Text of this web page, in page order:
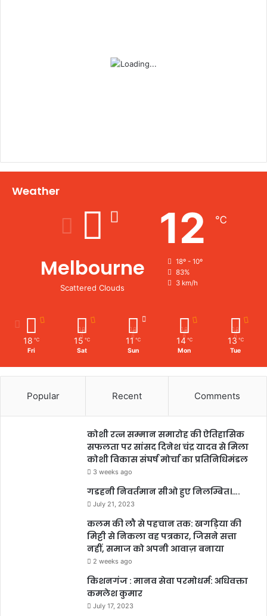
Weather
Melbourne
Scattered Clouds
12 ℃
18º - 10º
83%
3 km/h
18 ℃
Fri
15 ℃
Sat
11 ℃
Sun
14 ℃
Mon
13 ℃
Tue
Popular Recent Comments
कोशी रत्न सम्मान समारोह की ऐतिहासिक
सफलता पर सांसद दिनेश चंद्र यादव से मिला
कोशी विकास संघर्ष मोर्चा का प्रतिनिधिमंडल
3 weeks ago
गडहनी निवर्तमान सीओ हुए निलम्बित।….
July 21, 2023
कलम की लौ से पहचान तक: खगड़िया की
मिट्टी से निकला वह पत्रकार, जिसने सत्ता
नहीं, समाज को अपनी आवाज़ बनाया
2 weeks ago
किशनगंज : मानव सेवा परमोधर्म: अधिवक्ता
कमलेश कुमार
July 17, 2023